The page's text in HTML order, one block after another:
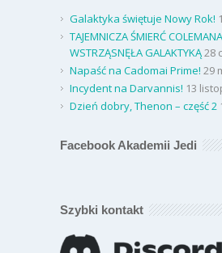
Galaktyka świętuje Nowy Rok!
TAJEMNICZA ŚMIERĆ
WSTRZĄSNĘŁA GALAKTYKĄ28
Napaść na Cadomai Prime! 29
Incydent na Darvannis! 13
Dzień dobry, Thenon – część 2
Facebook Akademii Jedi
Szybki kontakt